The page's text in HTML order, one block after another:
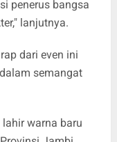
penerus bangsa
lanjutnya.
dari even ini
semangat
warna baru